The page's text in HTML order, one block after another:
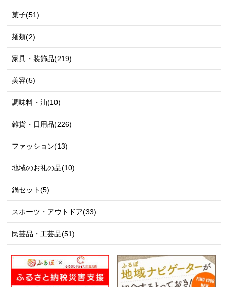
菓子(51)
麺類(2)
家具・装飾品(219)
美容(5)
調味料・油(10)
雑貨・日用品(226)
ファッション(13)
地域のお礼の品(10)
鍋セット(5)
スポーツ・アウトドア(33)
民芸品・工芸品(51)